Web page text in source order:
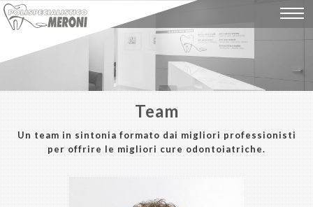
Studio
Team
Terapie
Team
Un team in sintonia formato dai migliori professionisti
per offrire le migliori cure odontoiatriche.